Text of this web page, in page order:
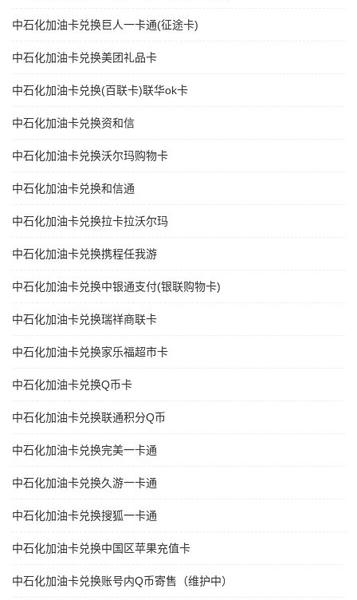
中石化加油卡兑换巨人一卡通(征途卡)
中石化加油卡兑换美团礼品卡
中石化加油卡兑换(百联卡)联华ok卡
中石化加油卡兑换资和信
中石化加油卡兑换沃尔玛购物卡
中石化加油卡兑换和信通
中石化加油卡兑换拉卡拉沃尔玛
中石化加油卡兑换携程任我游
中石化加油卡兑换中银通支付(银联购物卡)
中石化加油卡兑换瑞祥商联卡
中石化加油卡兑换家乐福超市卡
中石化加油卡兑换Q币卡
中石化加油卡兑换联通积分Q币
中石化加油卡兑换完美一卡通
中石化加油卡兑换久游一卡通
中石化加油卡兑换搜狐一卡通
中石化加油卡兑换中国区苹果充值卡
中石化加油卡兑换账号内Q币寄售（维护中）